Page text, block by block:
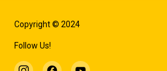
Copyright © 2024
Follow Us!